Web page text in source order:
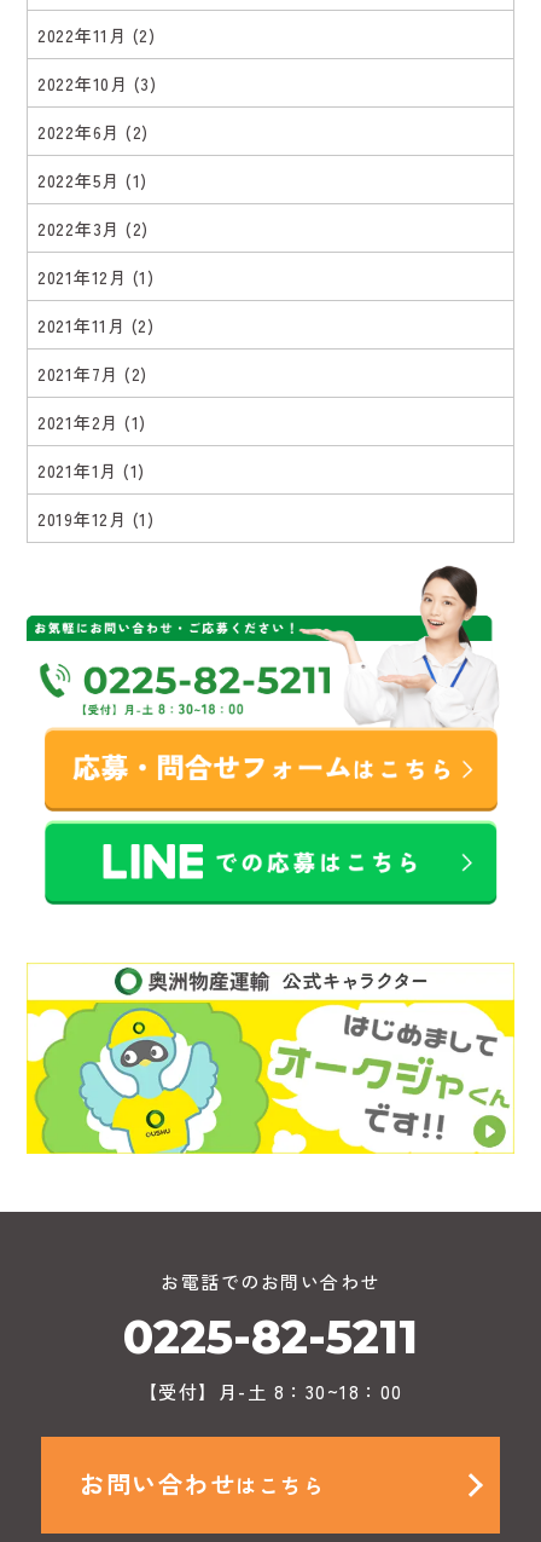
2022年11月 (2)
2022年10月 (3)
2022年6月 (2)
2022年5月 (1)
2022年3月 (2)
2021年12月 (1)
2021年11月 (2)
2021年7月 (2)
2021年2月 (1)
2021年1月 (1)
2019年12月 (1)
お電話でのお問い合わせ
0225-82-5211
【受付】月-土 8：30~18：00
お問い合わせはこちら